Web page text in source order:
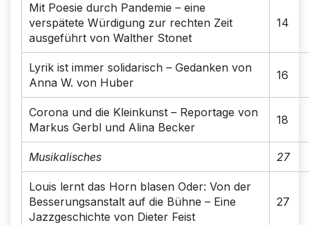
Mit Poesie durch Pandemie – eine
verspätete Würdigung zur rechten Zeit
ausgeführt von Walther Stonet
14
Lyrik ist immer solidarisch – Gedanken von
Anna W. von Huber
16
Corona und die Kleinkunst – Reportage von
Markus Gerbl und Alina Becker
18
Musikalisches 27
Louis lernt das Horn blasen Oder: Von der
Besserungsanstalt auf die Bühne – Eine
Jazzgeschichte von Dieter Feist
27